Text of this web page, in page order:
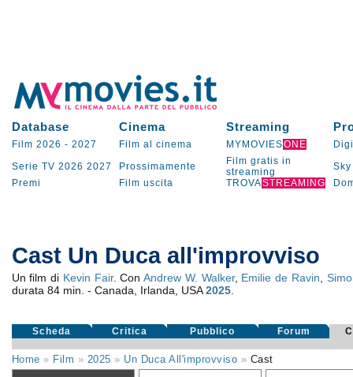
Database Cinema Streaming
Film 2026 - 2027 Film al cinema MYMOVIESONE
Serie TV 2026 2027 Prossimamente
Film gratis in
streaming
Sky
Premi
Film uscita TROVASTREAMING
Cast Un Duca all'improvviso
Un film di Kevin Fair. ConAndrew W. Walker, Emilie de Ravin
durata 84 min. - Canada, Irlanda, USA2025.
Scheda Critica Pubblico Forum
Home » Film » 2025 » Un Duca All'improvviso » Cast